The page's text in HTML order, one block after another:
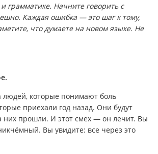
грамматике. Начните говорить с
Каждая ошибка — это шаг к тому,
что думаете на новом языке. Не
людей, которые понимают боль
приехали год назад. Они будут
них прошли. И этот смех — он лечит. Вы
Вы увидите: все через это